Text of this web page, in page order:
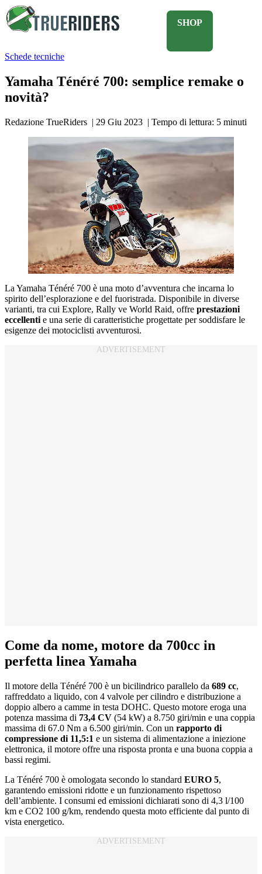
SHOP
Schede tecniche
Yamaha Ténéré 700: semplice remake o
novità?
Redazione TrueRiders | 29 Giu 2023 | Tempo di lettura: 5 minuti
La Yamaha Ténéré 700 è una moto d’avventura che incarna lo
spirito dell’esplorazione e del fuoristrada. Disponibile in diverse
varianti, tra cui Explore, Rally ve World Raid, offre prestazioni
eccellentie una serie di caratteristiche progettate per soddisfare le
esigenze dei motociclisti avventurosi.
Come da nome, motore da 700cc in
perfetta linea Yamaha
Il motore della Ténéré 700 è un bicilindrico parallelo da 689 cc,
raffreddato a liquido, con 4 valvole per cilindro e distribuzione a
doppio albero a camme in testa DOHC. Questo motore eroga una
potenza massima di 73,4 CV (54 kW) a 8.750 giri/min e una coppia
massima di 67.0 Nm a 6.500 giri/min. Con un rapporto di
compressione di 11,5:1 e un sistema di alimentazione a iniezione
elettronica, il motore offre una risposta pronta e una buona coppia a
bassi regimi.
La Ténéré 700 è omologata secondo lo standard EURO 5,
garantendo emissioni ridotte e un funzionamento rispettoso
dell’ambiente. I consumi ed emissioni dichiarati sono di 4,3 l/100
km e CO2 100 g/km, rendendo questa moto efficiente dal punto di
vista energetico.